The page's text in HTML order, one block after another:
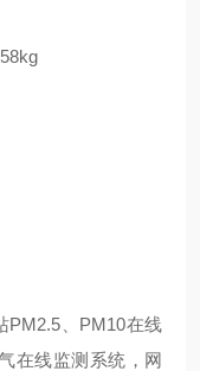
PM2.5、PM10在线
在线监测系统，网